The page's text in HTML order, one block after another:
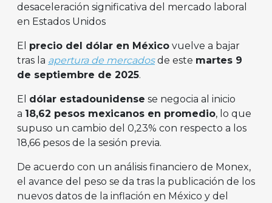
desaceleración significativa del mercado laboral
en Estados Unidos
El precio del dólar en México vuelve a bajar
tras la apertura de mercadosde este martes 9
de septiembre de 2025.
El dólar estadounidense se negocia al inicio
a 18,62 pesos mexicanos en promedio, lo que
supuso un cambio del 0,23% con respecto a los
18,66 pesos de la sesión previa.
De acuerdo con un análisis financiero de Monex,
el avance del peso se da tras la publicación de los
nuevos datos de la inflación en México y del